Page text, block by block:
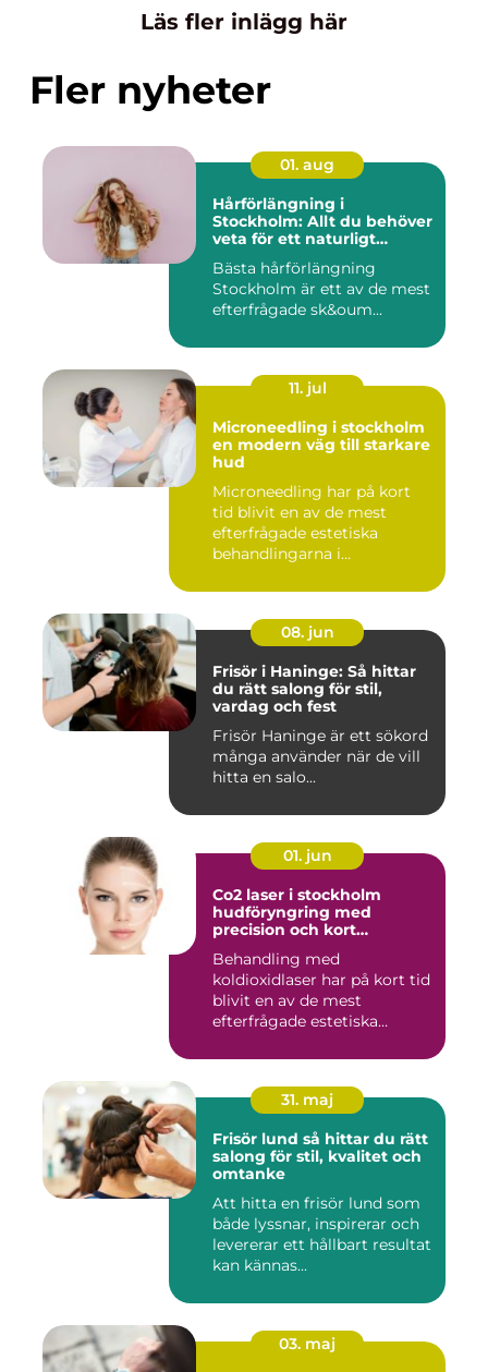
Läs fler inlägg här
Fler nyheter
01. aug
Hårförlängning i
Stockholm: Allt du behöver
veta för ett naturligt
Bästa hårförlängning
Stockholm är ett av de mest
efterfrågade sk&oum...
11. jul
Microneedling i stockholm
en modern väg till starkare
hud
Microneedling har på kort
tid blivit en av de mest
efterfrågade estetiska
behandlingarna i
08. jun
Frisör i Haninge: Så hittar
du rätt salong för stil,
vardag och fest
Frisör Haninge är ett sökord
många använder när de vill
hitta en salo...
01. jun
Co2 laser i stockholm
hudföryngring med
precision och kort
Behandling med
koldioxidlaser har på kort tid
blivit en av de mest
efterfrågade estetiska
31. maj
Frisör lund så hittar du rätt
salong för stil, kvalitet och
omtanke
Att hitta en frisör lund som
både lyssnar, inspirerar och
levererar ett hållbart resultat
kan kännas...
03. maj